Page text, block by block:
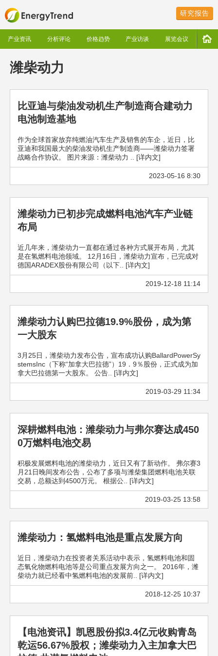
研究报告
产业资讯 分析评论 价格趋势 产业访谈 展览会议
潍柴动力
比亚迪与柴油发动机生产制造商合建动力
电池制造基地
作为全球首家放弃纯燃油汽车生产及销售的车企，近日，比
亚迪和我国最大的柴油发动机生产制造商——潍柴动力签署
战略合作协议。 图片来源：潍柴动力 .. [详内文]
2023-05-16 8:30
潍柴动力已初步完成燃料电池汽车产业链
布局
近几年来，潍柴动力一直都在通过各种方式展开布局，尤其
是在氢燃料电池领域。 12月16日，潍柴动力宣布，已完成对
德国ARADEX股份有限公司（以下.. [详内文]
2019-12-18 11:14
潍柴动力认购巴拉德19.9%股份，成为第
一大股东
3月25日，潍柴动力发布公告，宣布成功认购BallardPowerSy
stemsInc（下称“加拿大巴拉德”）19．9％股份，正式成为加
拿大巴拉德第一大股东。 公告.. [详内文]
2019-03-29 11:34
深耕燃料电池：潍柴动力与弗尔赛达成450
0万燃料电池交易
积极发展燃料电池的潍柴动力，近日又有了新动作。 弗尔赛3
月21日晚间发布公告，公布了多项与潍柴集团燃料电池关联
交易，总额达到4500万元。 根据公.. [详内文]
2019-03-25 13:58
潍柴动力：氢燃料电池是重点发展方向
近日，潍柴动力在投资者关系活动中表示，氢燃料电池和固
态氧化物燃料电池等是公司重点发展方向之一。 2016年，潍
柴动力就已经看中氢燃料电池的发展前.. [详内文]
2018-12-25 10:37
【电池资讯】凯恩股份拟3.4亿元收购青岛
乾运56.67%股权；潍柴动力入主加拿大巴